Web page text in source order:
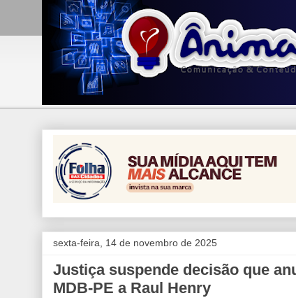
sexta-feira, 14 de novembro de 2025
Justiça suspende decisão que
MDB-PE a Raul Henry